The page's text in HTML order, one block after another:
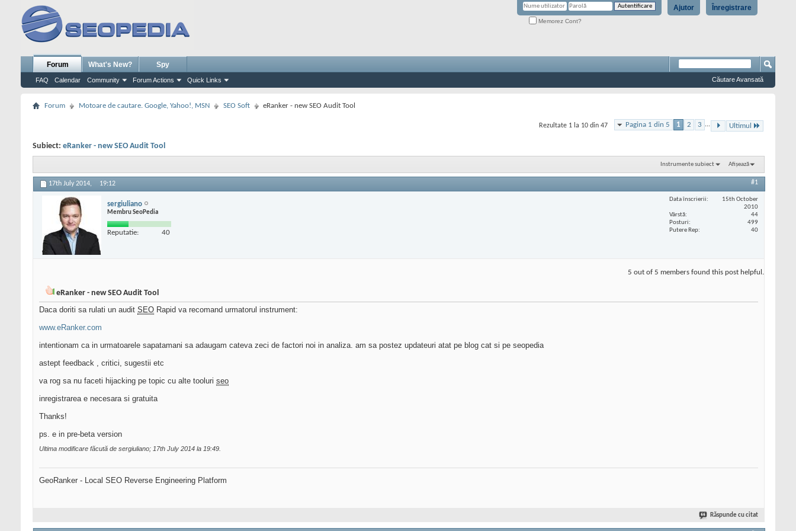
Înregistrare
Ajutor
Memorez Cont?
Forum
FAQ Calendar Community Forum Actions Quick Links
What's New? Spy
Căutare Avansată
Forum Motoare de cautare. Google, Yahoo!, MSN SEO Soft eRanker - new SEO Audit Tool
Pagina 1 din 5 1 2 3 ... Ultimul
Rezultate 1 la 10 din 47
Subiect: eRanker - new SEO Audit Tool
Instrumente subiect Afișează
17th July 2014, 19:12 #1
sergiuliano
Membru SeoPedia
Reputatie: 40
Data înscrierii
15th October
2010
Vârstă
44
Posturi
499
Putere Rep
40
5 out of 5 members found this post helpful.
eRanker - new SEO Audit Tool
Daca doriti sa rulati un audit SEO Rapid va recomand urmatorul instrument:
www.eRanker.com
intentionam ca in urmatoarele sapatamani sa adaugam cateva zeci de factori noi in analiza. am sa postez updateuri atat pe blog cat si pe seopedia
astept feedback , critici, sugestii etc
va rog sa nu faceti hijacking pe topic cu alte tooluri seo
inregistrarea e necesara si gratuita
Thanks!
ps. e in pre-beta version
Ultima modificare făcută de sergiuliano; 17th July 2014 la 19:49
GeoRanker - Local SEO Reverse Engineering Platform
Răspunde cu citat